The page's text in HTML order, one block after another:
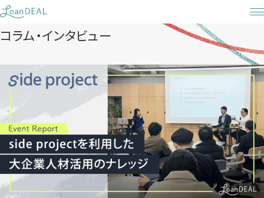
Skip
to
content
コラム・インタビュー